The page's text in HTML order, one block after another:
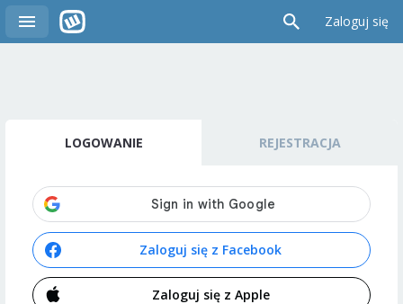
Zaloguj się
LOGOWANIE REJESTRACJA
Zaloguj się z Facebook
Zaloguj się z Apple